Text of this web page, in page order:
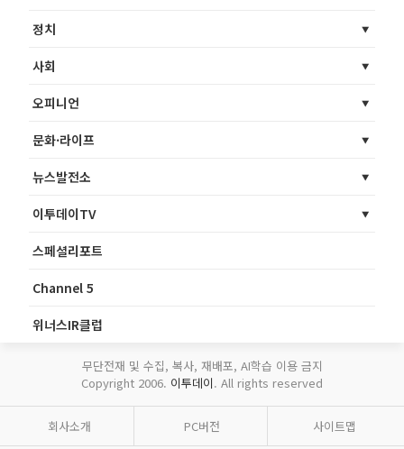
정치
사회
오피니언
문화·라이프
뉴스발전소
이투데이TV
스페셜리포트
Channel 5
위너스IR클럽
무단전재 및 수집, 복사, 재배포, AI학습 이용 금지
Copyright 2006. 이투데이. All rights reserved
회사소개 PC버전 사이트맵